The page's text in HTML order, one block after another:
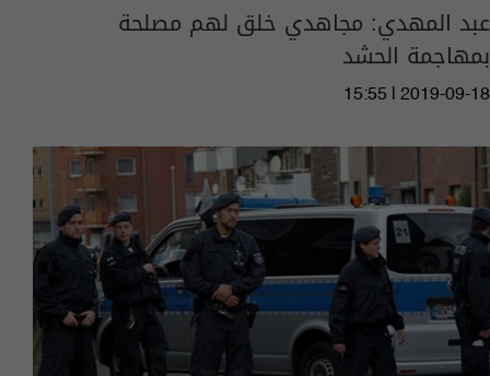
عبد المهدي: مجاهدي خلق لهم مصلحة
بمهاجمة الحشد
15:55 | 2019-09-18